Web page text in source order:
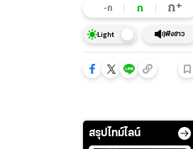
-ก ก ก+
Light ฟังข่าว
สรุปไทม์ไลน์